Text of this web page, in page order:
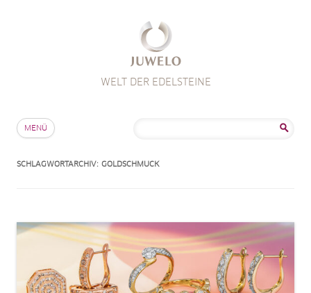
WELT DER EDELSTEINE
MENÜ
SCHLAGWORTARCHIV: GOLDSCHMUCK